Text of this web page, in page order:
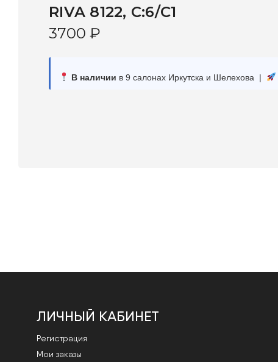
RIVA 8122, С:6/С1
3700 ₽
В наличии в 9 салонах Иркутска и Шелехова |
ЛИЧНЫЙ КАБИНЕТ
Регистрация
Мои заказы